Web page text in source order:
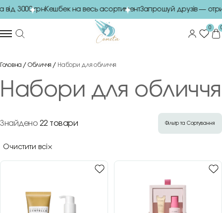
3000 грнКешбек на весь асортиментЗапрошуй друзів —
0
Головна Обличчя Набори для обличчя
Набори для обличчя
Знайдено 22 товари Фільтр та Сортування
Очистити всі